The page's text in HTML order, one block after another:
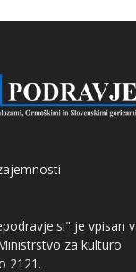
je vpisan v
za kulturo
2121.